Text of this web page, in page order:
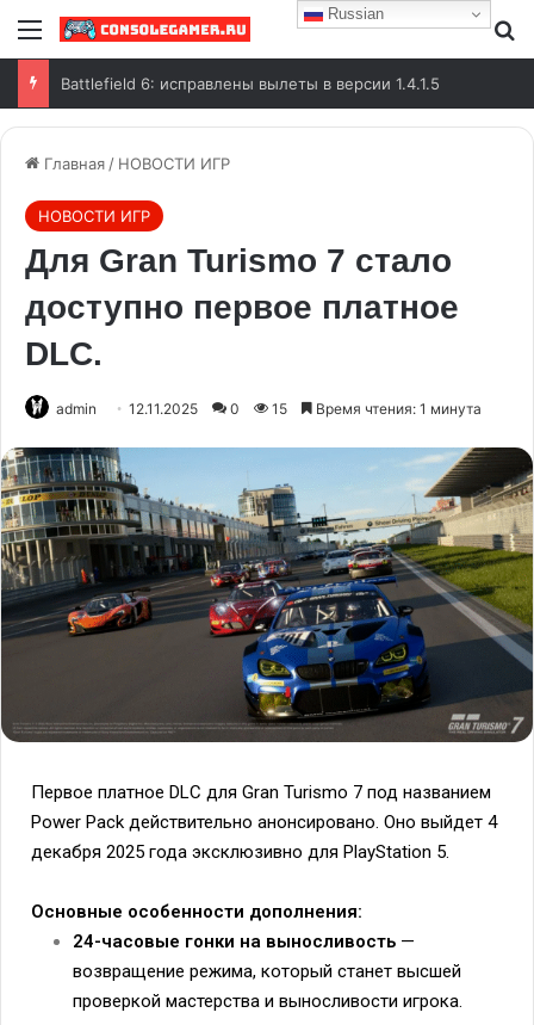
Battlefield 6: исправлены вылеты в версии 1.4.1.5
Главная / НОВОСТИ ИГР
НОВОСТИ ИГР
Для Gran Turismo 7 стало
доступно первое платное
DLC.
admin 12.11.2025 0 15 Время чтения: 1 минута
Первое платное DLC для Gran Turismo 7 под названием
Power Pack действительно анонсировано. Оно выйдет 4
декабря 2025 года эксклюзивно для PlayStation 5.
Основные особенности дополнения:
24-часовые гонки на выносливость —
возвращение режима, который станет высшей
проверкой мастерства и выносливости игрока.
Russian